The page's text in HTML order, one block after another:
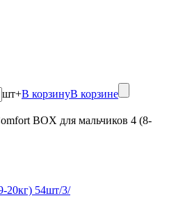
шт+В корзинуВ корзине
BOX для мальчиков 4 (8-
20кг) 54шт/3/